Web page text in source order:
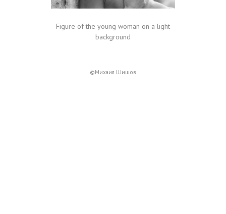
Figure of the young woman on a light
background
©Михаил Шишов